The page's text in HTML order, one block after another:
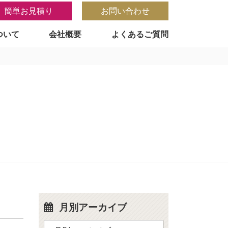
簡単お見積り お問い合わせ
いて 会社概要 よくあるご質問
月別アーカイブ